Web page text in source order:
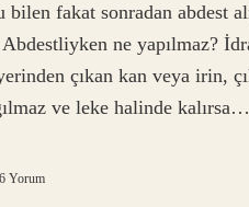
fakat sonradan abdest
Abdestliyken ne yapılmaz?
çıkan kan veya irin,
ve leke halinde kalırsa…
6 Yorum